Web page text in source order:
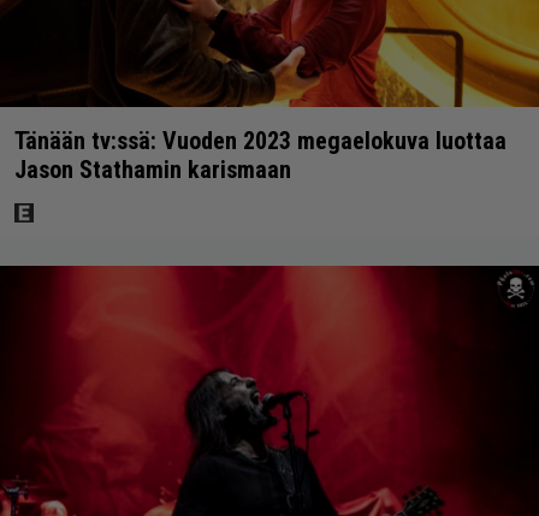
Tänään tv:ssä: Vuoden 2023 megaelokuva luottaa
Jason Stathamin karismaan